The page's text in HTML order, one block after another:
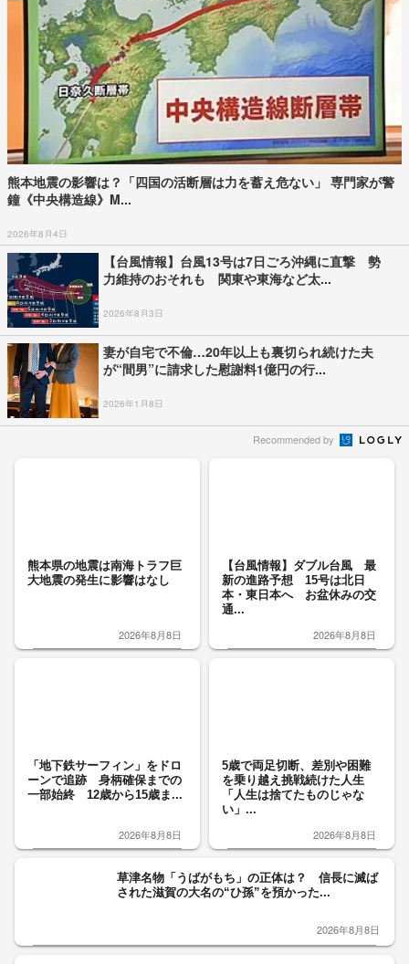
熊本地震の影響は？「四国の活断層は力を蓄え危ない」 専門家が警
鐘《中央構造線》M...
2026年8月4日
【台風情報】台風13号は7日ごろ沖縄に直撃 勢
力維持のおそれも 関東や東海など太...
2026年8月3日
妻が自宅で不倫…20年以上も裏切られ続けた夫
が“間男”に請求した慰謝料1億円の行...
2026年1月8日
Recommended by
熊本県の地震は南海トラフ巨
大地震の発生に影響はなし
2026年8月8日
【台風情報】ダブル台風 最
新の進路予想 15号は北日
本・東日本へ お盆休みの交
通...
2026年8月8日
「地下鉄サーフィン」をドロ
ーンで追跡 身柄確保までの
一部始終 12歳から15歳ま...
2026年8月8日
5歳で両足切断、差別や困難
を乗り越え挑戦続けた人生
「人生は捨てたものじゃな
い」...
2026年8月8日
草津名物「うばがもち」の正体は？ 信長に滅ば
された滋賀の大名の“ひ孫”を預かった...
2026年8月8日